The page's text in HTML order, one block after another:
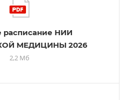
расписание НИИ
МЕДИЦИНЫ 2026
2,2 Мб